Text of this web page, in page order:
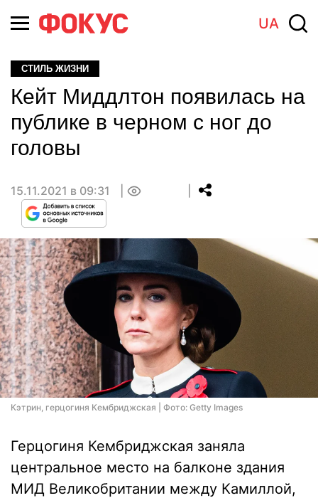
UA
СТИЛЬ ЖИЗНИ
Кейт Миддлтон появилась на
публике в черном с ног до
головы
15.11.2021 в 09:31
Кэтрин, герцогиня Кембриджская | Фото: Getty Images
Герцогиня Кембриджская заняла
центральное место на балконе здания
МИД Великобритании между Камиллой,